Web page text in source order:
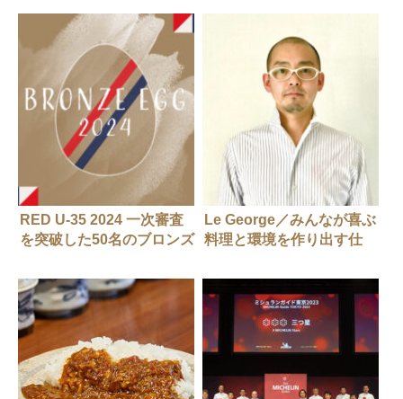
RED U-35 2024 一次審査
を突破した50名のブロンズ
Le George／みんなが喜ぶ
料理と環境を作り出す仕